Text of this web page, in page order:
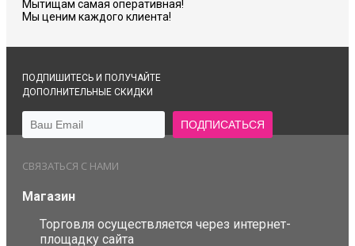
Мытищам самая оперативная!
Мы ценим каждого клиента!
ПОДПИШИТЕСЬ И ПОЛУЧАЙТЕ
ДОПОЛНИТЕЛЬНЫЕ СКИДКИ
СВЯЗАТЬСЯ С НАМИ
Магазин
Торговля осуществляется через интернет-
площадку сайта